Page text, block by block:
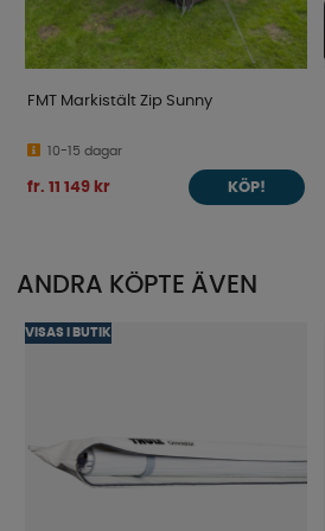
FMT Markistält Zip Sunny
10-15 dagar
fr. 11 149 kr KÖP!
ANDRA KÖPTE ÄVEN
VISAS I BUTIK